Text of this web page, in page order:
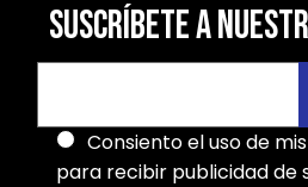
SUSCRÍBETE A
Consiento el uso de
para recibir publicidad de